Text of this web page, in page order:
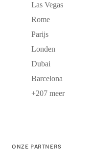
Las Vegas
Rome
Parijs
Londen
Dubai
Barcelona
+207 meer
ONZE PARTNERS